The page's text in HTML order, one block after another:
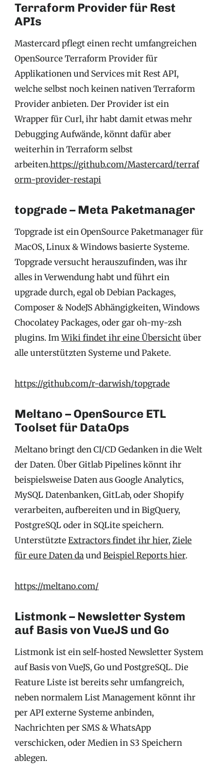
Terraform Provider für Rest
APIs
Mastercard pflegt einen recht umfangreichen
OpenSource Terraform Provider für
Applikationen und Services mit Rest API,
welche selbst noch keinen nativen Terraform
Provider anbieten. Der Provider ist ein
Wrapper für Curl, ihr habt damit etwas mehr
Debugging Aufwände, könnt dafür aber
weiterhin in Terraform selbst
arbeiten.https://github.com/Mastercard/terraf
orm-provider-restapi
topgrade – Meta Paketmanager
Topgrade ist ein OpenSource Paketmanager für
MacOS, Linux & Windows basierte Systeme.
Topgrade versucht herauszufinden, was ihr
alles in Verwendung habt und führt ein
upgrade durch, egal ob Debian Packages,
Composer & NodeJS Abhängigkeiten, Windows
Chocolatey Packages, oder gar oh-my-zsh
plugins. ImWiki findet ihr eine Übersichtüber
alle unterstützten Systeme und Pakete.
https://github.com/r-darwish/topgrade
Meltano – OpenSource ETL
Toolset für DataOps
Meltano bringt den CI/CD Gedanken in die Welt
der Daten. Über Gitlab Pipelines könnt ihr
beispielsweise Daten aus Google Analytics,
MySQL Datenbanken, GitLab, oder Shopify
verarbeiten, aufbereiten und in BigQuery,
PostgreSQL oder in SQLite speichern.
UnterstützteExtractors findet ihr hier,Ziele
für eure Daten daundBeispiel Reports hier.
https://meltano.com/
Listmonk – Newsletter System
auf Basis von VueJS und Go
Listmonk ist ein self-hosted Newsletter System
auf Basis von VueJS, Go und PostgreSQL. Die
Feature Liste ist bereits sehr umfangreich,
neben normalem List Management könnt ihr
per API externe Systeme anbinden,
Nachrichten per SMS & WhatsApp
verschicken, oder Medien in S3 Speichern
ablegen.